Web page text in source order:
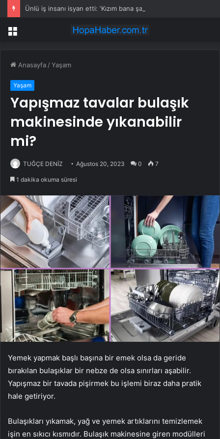
Ünlü iş insanı isyan etti: ‘Kızım bana şantaj yapıyor’
Menü
Anasayfa /Yaşam
Yaşam
Yapışmaz tavalar bulaşık
makinesinde yıkanabilir
mi?
TUĞÇE DENİZ Ağustos 20, 2023 0 7
1 dakika okuma süresi
Yemek yapmak başlı başına bir emek olsa da geride
bırakılan bulaşıklar bir nebze de olsa sınırları aşabilir.
Yapışmaz bir tavada pişirmek bu işlemi biraz daha pratik
hale getiriyor.
Bulaşıkları yıkamak, yağ ve yemek artıklarını temizlemek
işin en sıkıcı kısmıdır. Bulaşık makinesine giren modülleri